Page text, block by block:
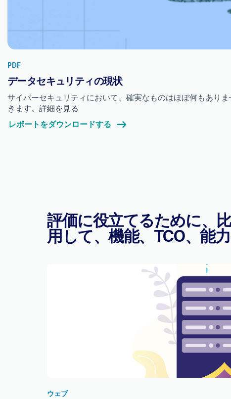
PDF
データセキュリティの現状
サイバーセキュリティにおいて、確実なものはほぼ何もあり
きます。詳細を見る
レポートをダウンロードする
評価に役立てるために、
用して、機能、TCO、能
ウェブ